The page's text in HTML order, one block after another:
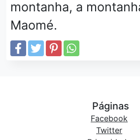
montanha, a
Maomé.
Páginas
Facebook
Twitter